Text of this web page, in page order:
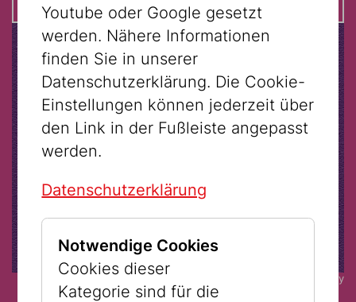
© OneState Embassy
Youtube oder Google gesetzt
werden. Nähere Informationen
finden Sie in unserer
Datenschutzerklärung. Die Cookie-
Einstellungen können jederzeit über
den Link in der Fußleiste angepasst
werden.
Datenschutzerklärung
Notwendige Cookies
Cookies dieser
Kategorie sind für die